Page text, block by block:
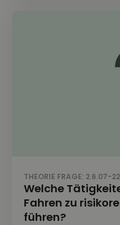
THEORIE FRAGE: 2.6.07-
Welche
Fahren zu
führen?